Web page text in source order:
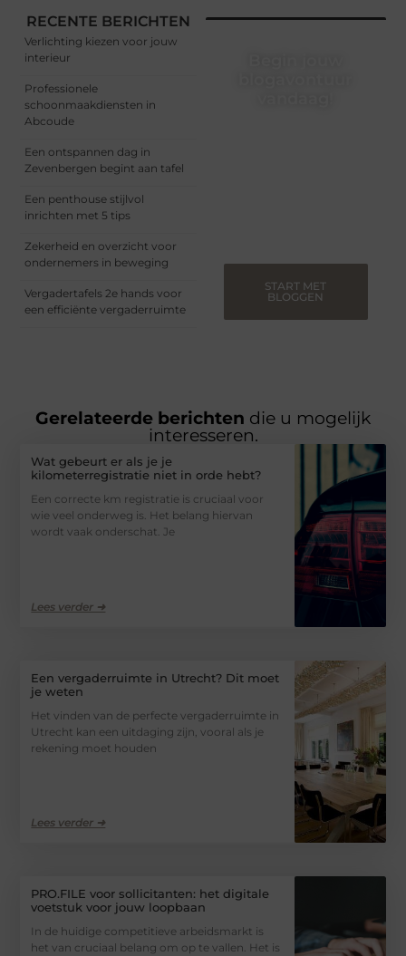
RECENTE BERICHTEN
Verlichting kiezen voor jouw
interieur
Professionele
schoonmaakdiensten in
Abcoude
Een ontspannen dag in
Zevenbergen begint aan tafel
Een penthouse stijlvol
inrichten met 5 tips
Zekerheid en overzicht voor
ondernemers in beweging
Vergadertafels 2e hands voor
een efficiënte vergaderruimte
START MET
BLOGGEN
Gerelateerde berichten die u mogelijk
interesseren.
Wat gebeurt er als je je
kilometerregistratie niet in orde hebt?
Een correcte km registratie is cruciaal voor
wie veel onderweg is. Het belang hiervan
wordt vaak onderschat. Je
Lees verder ➜
Een vergaderruimte in Utrecht? Dit moet
je weten
Het vinden van de perfecte vergaderruimte in
Utrecht kan een uitdaging zijn, vooral als je
rekening moet houden
Lees verder ➜
PRO.FILE voor sollicitanten: het digitale
voetstuk voor jouw loopbaan
In de huidige competitieve arbeidsmarkt is
het van cruciaal belang om op te vallen. Het is